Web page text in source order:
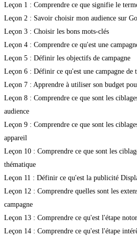
Leçon 1 : Comprendre ce que signifie le
Leçon 2 : Savoir choisir mon audience sur
Leçon 3 : Choisir les bons mots-clés
Leçon 4 : Comprendre ce qu'est une
Leçon 5 : Définir les objectifs de campagne
Leçon 6 : Définir ce qu'est une campagne de
Leçon 7 : Apprendre à utiliser son budget
Leçon 8 : Comprendre ce que sont les
audience
Leçon 9 : Comprendre ce que sont les
appareil
Leçon 10 : Comprendre ce que sont les
thématique
Leçon 11 : Définir ce qu'est la publicité
Leçon 12 : Comprendre quelles sont les
campagne
Leçon 13 : Comprendre ce qu'est l'étape
Leçon 14 : Comprendre ce qu'est l'étape